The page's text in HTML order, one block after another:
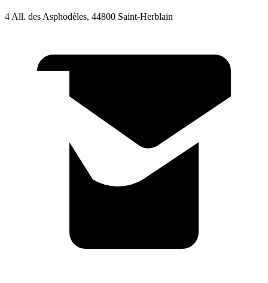
4 All. des Asphodèles, 44800 Saint-Herblain